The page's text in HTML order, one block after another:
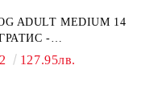
НА ВНОСА НА
MELLITUS)."
ADULT MEDIUM 14
-
ХРАНА ЗА
127.95лв.